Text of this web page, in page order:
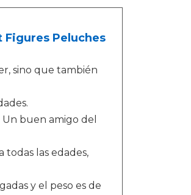
Figures Peluches
sino que también
buen amigo del
todas las edades,
y el peso es de